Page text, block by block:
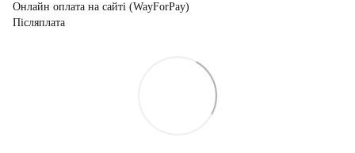
Онлайн оплата на сайті (WayForPay)
Післяплата